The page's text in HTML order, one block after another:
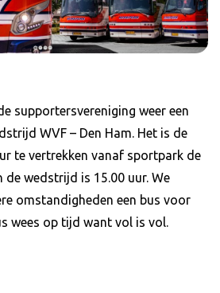
supportersvereniging weer een
WVF – Den Ham. Het is de
te vertrekken vanaf sportpark de
de wedstrijd is 15.00 uur. We
omstandigheden een bus voor
wees op tijd want vol is vol.